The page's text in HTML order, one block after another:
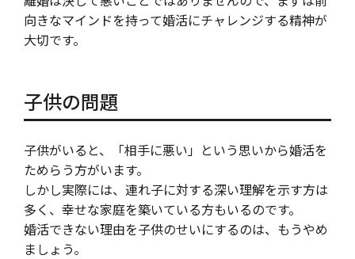
向きなマインドを持って婚活にチャレンジする精神が
大切です。
子供の問題
子供がいると、「相手に悪い」という思いから婚活を
ためらう方がいます。
しかし実際には、連れ子に対する深い理解を示す方は
多く、幸せな家庭を築いている方もいるのです。
婚活できない理由を子供のせいにするのは、もうやめ
ましょう。